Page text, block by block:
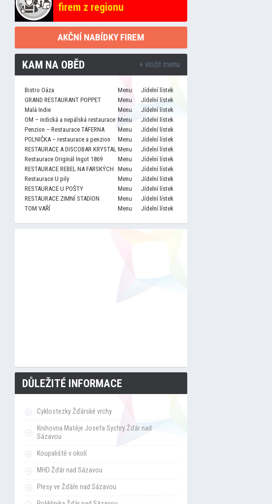
firem z regionu
AKČNÍ NABÍDKY FIREM
KAM NA OBĚD + vložit menu
Bistro Oáza Menu
Jídelní lístek
GRAND RESTAURANT POPPET
Menu
Jídelní lístek
Malá Indie
Menu
Jídelní lístek
OM – indická a nepálská restaurace Menu
Jídelní lístek
Penzion – Restaurace TÁFERNA
Menu
Jídelní lístek
POLNIČKA – restaurace a penzion
Menu
Jídelní lístek
RESTAURACE A DISCOBAR KRYSTAL Menu
Jídelní lístek
Restaurace Originál Ingot 1869
Menu
Jídelní lístek
RESTAURACE REBEL NA FARSKÝCH Menu
Jídelní lístek
Restaurace U pily
Menu
Jídelní lístek
RESTAURACE U POŠTY
Menu
Jídelní lístek
RESTAURACE ZIMNÍ STADION
Menu
Jídelní lístek
TOM VAŘÍ
Menu Jídelní lístek
DŮLEŽITÉ INFORMACE
Cyklostezky Žďárské vrchy
Knihovna Matěje Josefa Sychry Žďár nad
Sázavou
Koupaliště v okolí
MHD Žďár nad Sázavou
Plesy ve Žďáře nad Sázavou